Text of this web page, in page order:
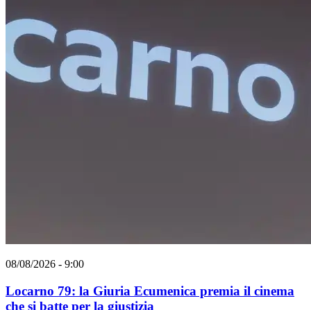
08/08/2026 - 9:00
Locarno 79: la Giuria Ecumenica premia il cinema
che si batte per la giustizia